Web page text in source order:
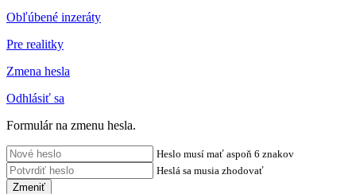
Obľúbené inzeráty
Pre realitky
Zmena hesla
Odhlásiť sa
Formulár na zmenu hesla.
Heslo musí mať aspoň 6 znakov
Heslá sa musia zhodovať
Zmeniť